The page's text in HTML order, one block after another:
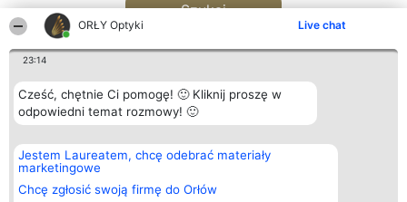
ORŁY Optyki Live chat
23:14
Cześć, chętnie Ci pomogę! 🙂 Kliknij proszę w
odpowiedni temat rozmowy! 🙂
Jestem Laureatem, chcę odebrać materiały
marketingowe
Chcę zgłosić swoją firmę do Orłów
Szukaj
Organizator plebiscytu
Bright Side Solutions sp. z o.
o. sp. k.
ul. Ruska 22
Wrocław 50-079
Plebiscyt
Laureaci
wszystkich
Laureatów
Kontakt
Kontakt